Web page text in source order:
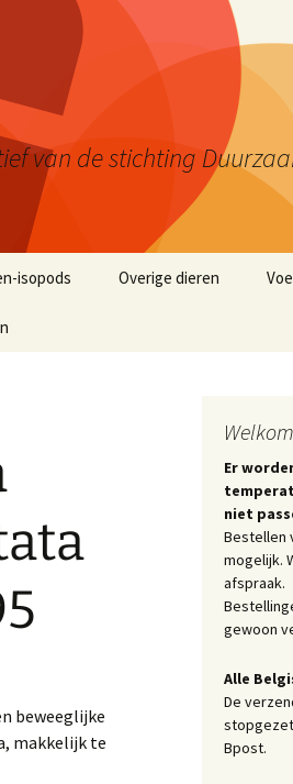
van de stichting
isopods Overige dieren
beweeglijke
makkelijk te
Er
niet
Bestellen
mogelijk.
afspraak.
gewoon
Alle
De
Bpost.